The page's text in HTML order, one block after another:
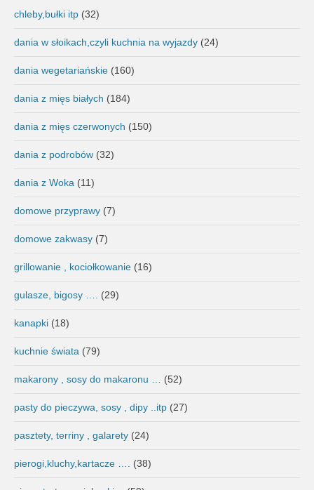
chleby,bułki itp (32)
dania w słoikach,czyli kuchnia na wyjazdy (24)
dania wegetariańskie (160)
dania z mięs białych (184)
dania z mięs czerwonych (150)
dania z podrobów (32)
dania z Woka (11)
domowe przyprawy (7)
domowe zakwasy (7)
grillowanie , kociołkowanie (16)
gulasze, bigosy …. (29)
kanapki (18)
kuchnie świata (79)
makarony , sosy do makaronu … (52)
pasty do pieczywa, sosy , dipy ..itp (27)
pasztety, terriny , galarety (24)
pierogi,kluchy,kartacze …. (38)